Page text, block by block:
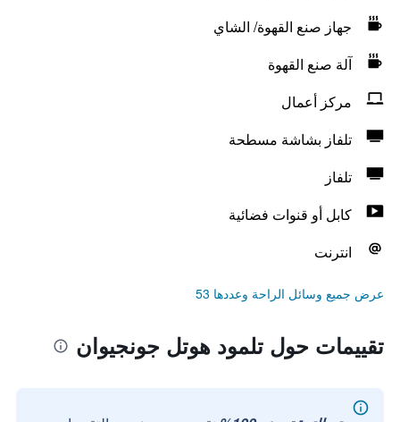
جهاز صنع القهوة/ الشاي
آلة صنع القهوة
مركز أعمال
تلفاز بشاشة مسطحة
تلفاز
كابل أو قنوات فضائية
انترنت
عرض جميع وسائل الراحة وعددها 53
تقييمات حول تلمود هوتل جونجيوان